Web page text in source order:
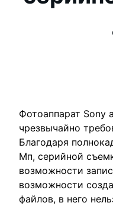
Фотоаппарат Sony
чрезвычайно
Благодаря
Мп, серийной
возможности
возможности
файлов, в него